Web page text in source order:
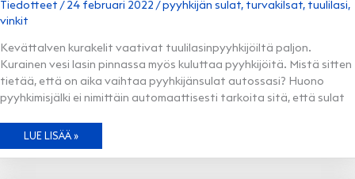
Tiedotteet /24 februari 2022 /pyyhkijän sulat, turvakilsat, tuulilasi,
vinkit
Kevättalven kurakelit vaativat tuulilasinpyyhkijöiltä paljon.
Kurainen vesi lasin pinnassa myös kuluttaa pyyhkijöitä. Mistä sitten
tietää, että on aika vaihtaa pyyhkijänsulat autossasi? Huono
pyyhkimisjälki ei nimittäin automaattisesti tarkoita sitä, että sulat
OSAATKO
PYYHKIJÄNSULAT?
LUE LISÄÄ »